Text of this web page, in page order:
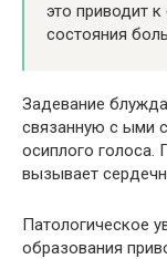
это приводит
состояния
Задевание
связанную с ыми
осиплого голоса.
вызывает
Патологическое
образования